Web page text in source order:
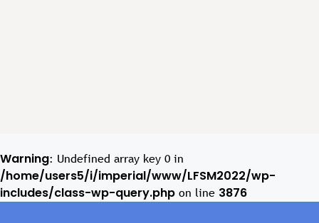
Warning: Undefined array key 0 in
/home/users5/i/imperial/www/LFSM2022/wp-
includes/class-wp-query.php on line 3876